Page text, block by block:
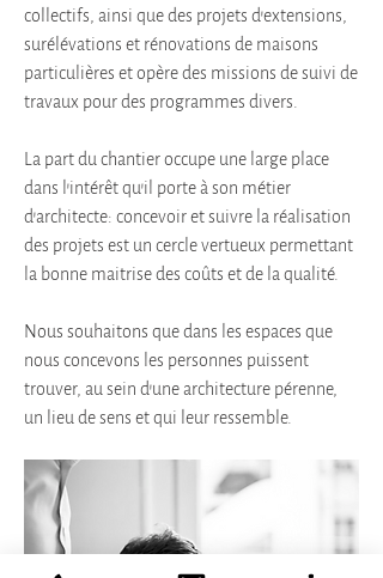
collectifs, ainsi que des projets d’extensions,
surélévations et rénovations de maisons
particulières et opère des missions de suivi de
travaux pour des programmes divers.
La part du chantier occupe une large place
dans l’intérêt qu’il porte à son métier
d’architecte: concevoir et suivre la réalisation
des projets est un cercle vertueux permettant
la bonne maitrise des coûts et de la qualité.
Nous souhaitons que dans les espaces que
nous concevons les personnes puissent
trouver, au sein d’une architecture pérenne,
un lieu de sens et qui leur ressemble.